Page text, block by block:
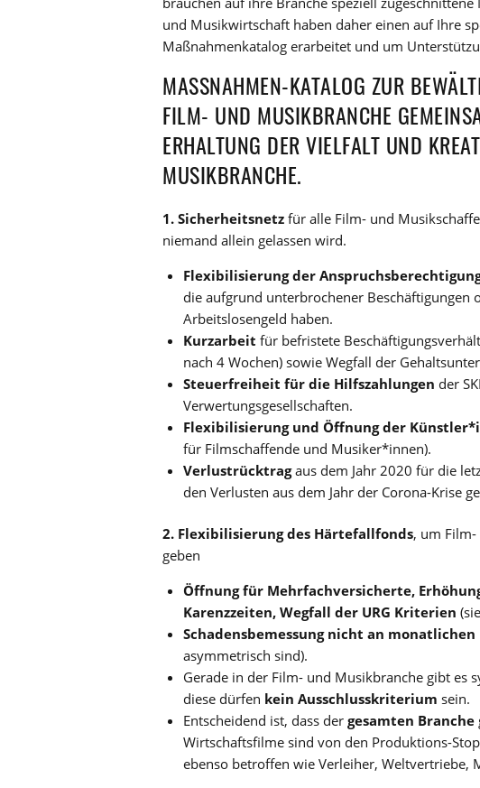
und Musikwirtschaft haben daher einen auf Ihre
Maßnahmenkatalog erarbeitet und um
MASSNAHMEN-KATALOG ZUR
ILM- UND MUSIKBRANCHE
RHALTUNG DER VIELFALT UND
USIKBRANCHE.
1. Sicherheitsnetz für alle Film- und
niemand allein gelassen wird.
Flexibilisierung der
die aufgrund unterbrochener
Arbeitslosengeld haben.
Kurzarbeit für befristete
nach 4 Wochen) sowie Wegfall der
Steuerfreiheit für die Hilfszahlungen der
Verwertungsgesellschaften.
Flexibilisierung und Öffnung der
für Filmschaffende und Musiker*innen).
Verlustrücktragaus dem Jahr 2020 für die
den Verlusten aus dem Jahr der Corona-Krise
2. Flexibilisierung des Härtefallfonds, um
geben
Öffnung für Mehrfachversicherte,
Karenzzeiten, Wegfall der URG Kriterien
Schadensbemessung nicht an monatlichen
asymmetrisch sind).
Gerade in der Film- und Musikbranche gibt es
diese dürfen kein Ausschlusskriterium sein.
Entscheidend ist, dass der gesamten Branche
Wirtschaftsfilme sind von den Produktions-
ebenso betroffen wie Verleiher, Weltvertriebe,